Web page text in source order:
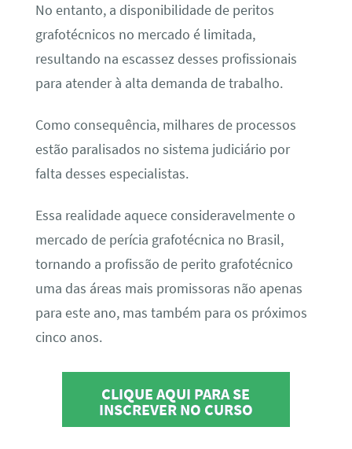
No entanto, a disponibilidade de peritos
grafotécnicos no mercado é limitada,
resultando na escassez desses profissionais
para atender à alta demanda de trabalho.
Como consequência, milhares de processos
estão paralisados no sistema judiciário por
falta desses especialistas.
Essa realidade aquece consideravelmente o
mercado de perícia grafotécnica no Brasil,
tornando a profissão de perito grafotécnico
uma das áreas mais promissoras não apenas
para este ano, mas também para os próximos
cinco anos.
CLIQUE AQUI PARA SE
INSCREVER NO CURSO